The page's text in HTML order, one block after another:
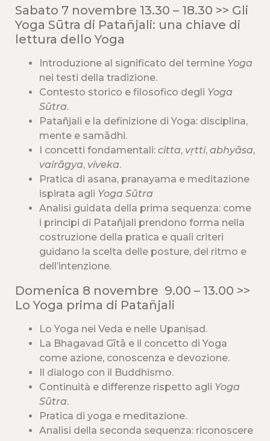
Sabato 7 novembre 13.30 – 18.30 >> Gli
Yoga Sūtra di Patañjali: una chiave di
lettura dello Yoga
Introduzione al significato del termine Yoga
nei testi della tradizione.
Contesto storico e filosofico degli Yoga
Sūtra.
Patañjali e la definizione di Yoga: disciplina,
mente e samādhi.
I concetti fondamentali: citta, vṛtti, abhyāsa,
vairāgya, viveka.
Pratica di asana, pranayama e meditazione
ispirata agli Yoga Sūtra
Analisi guidata della prima sequenza: come
i principi di Patañjali prendono forma nella
costruzione della pratica e quali criteri
guidano la scelta delle posture, del ritmo e
dell’intenzione.
Domenica 8 novembre 9.00 – 13.00 >>
Lo Yoga prima di Patañjali
Lo Yoga nei Veda e nelle Upaniṣad.
La Bhagavad Gītā e il concetto di Yoga
come azione, conoscenza e devozione.
Il dialogo con il Buddhismo.
Continuità e differenze rispetto agli Yoga
Sūtra.
Pratica di yoga e meditazione.
Analisi della seconda sequenza: riconoscere